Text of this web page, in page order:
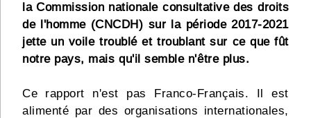
la Commission nationale consultative des droits
de l'homme (CNCDH) sur la période 2017-2021
jette un voile troublé et troublant sur ce que fût
notre pays, mais qu'il semble n'être plus.
Ce rapport n'est pas Franco-Français. Il est
alimenté par des organisations internationales,